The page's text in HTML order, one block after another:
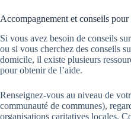
Accompagnement et conseils pour
Si vous avez besoin de conseils
ou si vous cherchez des conseils
domicile, il existe plusieurs
pour obtenir de l’aide.
Renseignez-vous au niveau de
communauté de communes),
organisations caritatives locales.